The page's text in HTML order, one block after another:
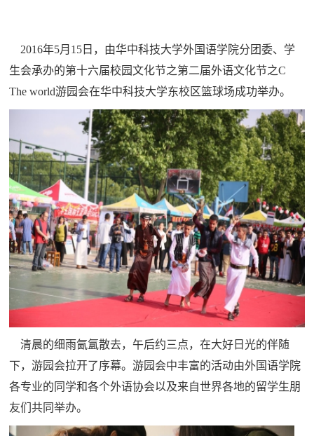
2016年5月15日，由华中科技大学外国语学院分团委、学
生会承办的第十六届校园文化节之第二届外语文化节之C
The world游园会在华中科技大学东校区篮球场成功举办。
清晨的细雨氤氲散去，午后约三点，在大好日光的伴随
下，游园会拉开了序幕。游园会中丰富的活动由外国语学院
各专业的同学和各个外语协会以及来自世界各地的留学生朋
友们共同举办。